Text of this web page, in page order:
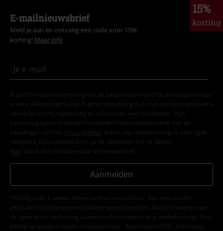
15%
korting
E-mailnieuwsbrief
Meld je aan en ontvang een code voor 15%
korting! Meer info
Ik geef hierbij toestemming om de Large-nieuwsbrief te ontvangen en ga
ermee akkoord dat Large Popmerchandising B.V. mijn persoonsgegevens
verwerkt om mij regelmatig te informeren over producten. Mijn
persoonsgegevens worden verwerkt in overeenstemming met de
bepalingen van het
Privacybeleid . Ik kan mijn toestemming te allen tijde
intrekken, bijvoorbeeld door op de ‘afmelden’-link te klikken.
Hier kan ik me afmelden voor de nieuwsbrief.
Aanmelden
*Geldig voor 4 weken. Alleen online inwisselbaar. Kan niet worden
gebruikt in combinatie met andere promotiecodes. Na het invoeren van
de code wordt de korting automatisch verrekend in je winkelmandje. Niet
geldig op boeken, media, cadeaubonnen, Rammstein, (Till) Lindemann,